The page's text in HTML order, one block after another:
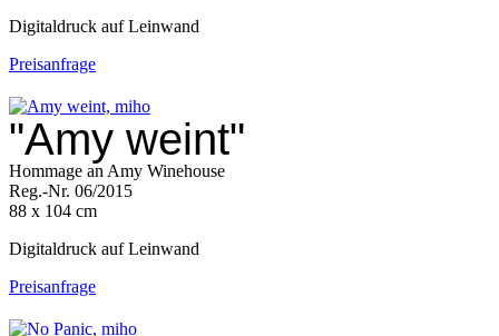
Digitaldruck auf Leinwand
Preisanfrage
"Amy weint"
Hommage an Amy Winehouse
Reg.-Nr. 06/2015
88 x 104 cm
Digitaldruck auf Leinwand
Preisanfrage